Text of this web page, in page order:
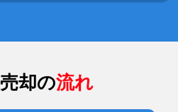
却の流れ